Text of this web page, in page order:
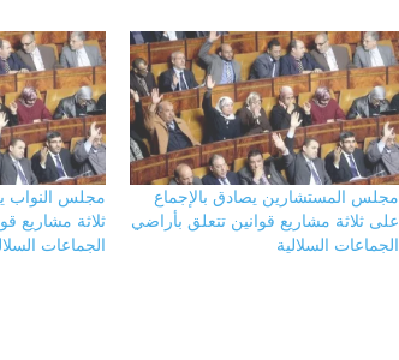
مجلس المستشارين يصادق بالإجماع
على ثلاثة مشاريع قوانين تتعلق بأراضي
الجماعات السلالية
مجلس النواب
ثلاثة مشاريع
الجماعات